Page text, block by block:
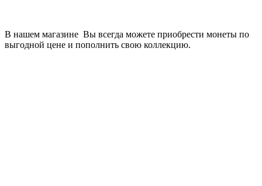
В нашем магазине Вы всегда можете приобрести монеты по
выгодной цене и пополнить свою коллекцию.